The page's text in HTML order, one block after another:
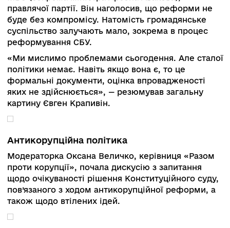
процесуального права національного
«Києво-Могилянська Академія», говорив
наскільки прокуратура спроможна
переформатуватися в прокуратуру
зразка.
«Прокуратура не має іншого вибору, як взяти
себе координуючу роль. Питання стоїть, коли
прокуратура визнає, що вже її виконує.
піде справа в суд», — сказав він.
Спікер додав, що важливо говорити
суспільству, що органи досудового
не діляться на звичайні і привілейовані чи
антикорупційні. У цьому аспекті треба